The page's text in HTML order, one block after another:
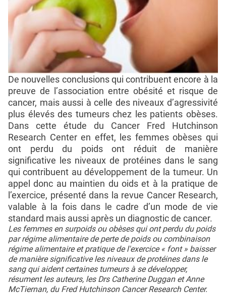
De nouvelles conclusions qui contribuent encore à la
preuve de l’association entre obésité et risque de
cancer, mais aussi à celle des niveaux d’agressivité
plus élevés des tumeurs chez les patients obèses.
Dans cette étude du Cancer Fred Hutchinson
Research Center en effet, les femmes obèses qui
ont perdu du poids ont réduit de manière
significative les niveaux de protéines dans le sang
qui contribuent au développement de la tumeur. Un
appel donc au maintien du oids et à la pratique de
l’exercice, présenté dans la revue Cancer Research,
valable à la fois dans le cadre d’un mode de vie
standard mais aussi après un diagnostic de cancer.
Les femmes en surpoids ou obèses qui ont perdu du poids
par régime alimentaire de perte de poids ou combinaison
régime alimentaire et pratique de l'exercice « font » baisser
de manière significative les niveaux de protéines dans le
sang qui aident certaines tumeurs à se développer,
résument les auteurs, les Drs Catherine Duggan et Anne
McTiernan, du Fred Hutchinson Cancer Research Center.